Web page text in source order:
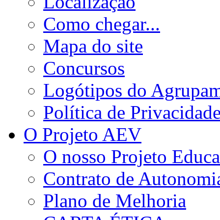
Como chegar...
Mapa do site
Concursos
Logótipos do
Política de
O Projeto AEV
O nosso Projeto
Contrato de
Plano de Melhoria